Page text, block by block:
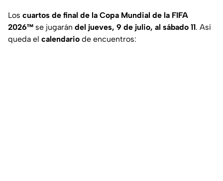
Los cuartos de final de la Copa Mundial de la FIFA
2026™ se jugarán del jueves, 9 de julio, al sábado 11. Así
queda el calendario de encuentros: